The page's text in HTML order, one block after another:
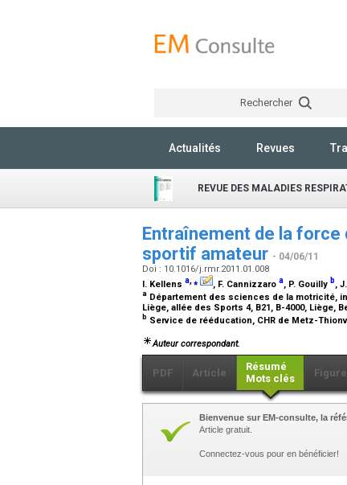
Rechercher
Actualités Revues
REVUE DES MALADIES
Entraînement de la
sportif amateur - 04/06/11
Doi : 10.1016/j.rmr.2011.01.008
I. Kellens a,⁎ , F. Cannizzaro a, P. Gouilly b,
a Département des sciences de la motricité,
Liège, allée des Sports 4, B21, B-4000, Liège,
b Service de rééducation, CHR de Metz-
Auteur correspondant.
PDF Article
Résumé
Mots clés
Bienvenue sur EM-consulte, la
Article gratuit.
Connectez-vous pour en bénéficier!